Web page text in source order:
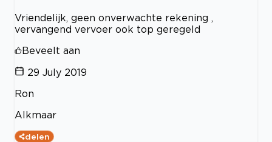
Vriendelijk, geen onverwachte rekening ,
vervangend vervoer ook top geregeld
Beveelt aan
29 July 2019
Ron
Alkmaar
delen